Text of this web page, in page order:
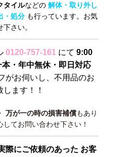
タイルなどの 解体・取り外し
・処分 も行っています。お気
さい。
0120-757-161 にて 9:00
本・年中無休・即日対応
がお伺いし、不用品のお
ます！！
万が一の時の損害補償もあり
してお問い合わせ下さい！
際にご依頼のあった お客